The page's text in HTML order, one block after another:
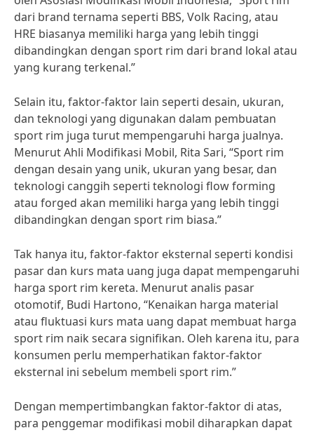
dari brand ternama seperti BBS, Volk Racing, atau
HRE biasanya memiliki harga yang lebih tinggi
dibandingkan dengan sport rim dari brand lokal atau
yang kurang terkenal.”
Selain itu, faktor-faktor lain seperti desain, ukuran,
dan teknologi yang digunakan dalam pembuatan
sport rim juga turut mempengaruhi harga jualnya.
Menurut Ahli Modifikasi Mobil, Rita Sari, “Sport rim
dengan desain yang unik, ukuran yang besar, dan
teknologi canggih seperti teknologi flow forming
atau forged akan memiliki harga yang lebih tinggi
dibandingkan dengan sport rim biasa.”
Tak hanya itu, faktor-faktor eksternal seperti kondisi
pasar dan kurs mata uang juga dapat mempengaruhi
harga sport rim kereta. Menurut analis pasar
otomotif, Budi Hartono, “Kenaikan harga material
atau fluktuasi kurs mata uang dapat membuat harga
sport rim naik secara signifikan. Oleh karena itu, para
konsumen perlu memperhatikan faktor-faktor
eksternal ini sebelum membeli sport rim.”
Dengan mempertimbangkan faktor-faktor di atas,
para penggemar modifikasi mobil diharapkan dapat